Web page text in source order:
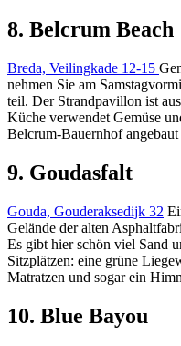
8. Belcrum Beach
Breda, Veilingkade 12-15
nehmen Sie am
teil. Der Strandpavillon ist
Küche verwendet Gemüse
Belcrum-Bauernhof
9. Goudasfalt
Gouda, Gouderaksedijk 32
Gelände der alten
Es gibt hier schön viel Sand
Sitzplätzen: eine grüne
Matratzen und sogar ein
10. Blue Bayou